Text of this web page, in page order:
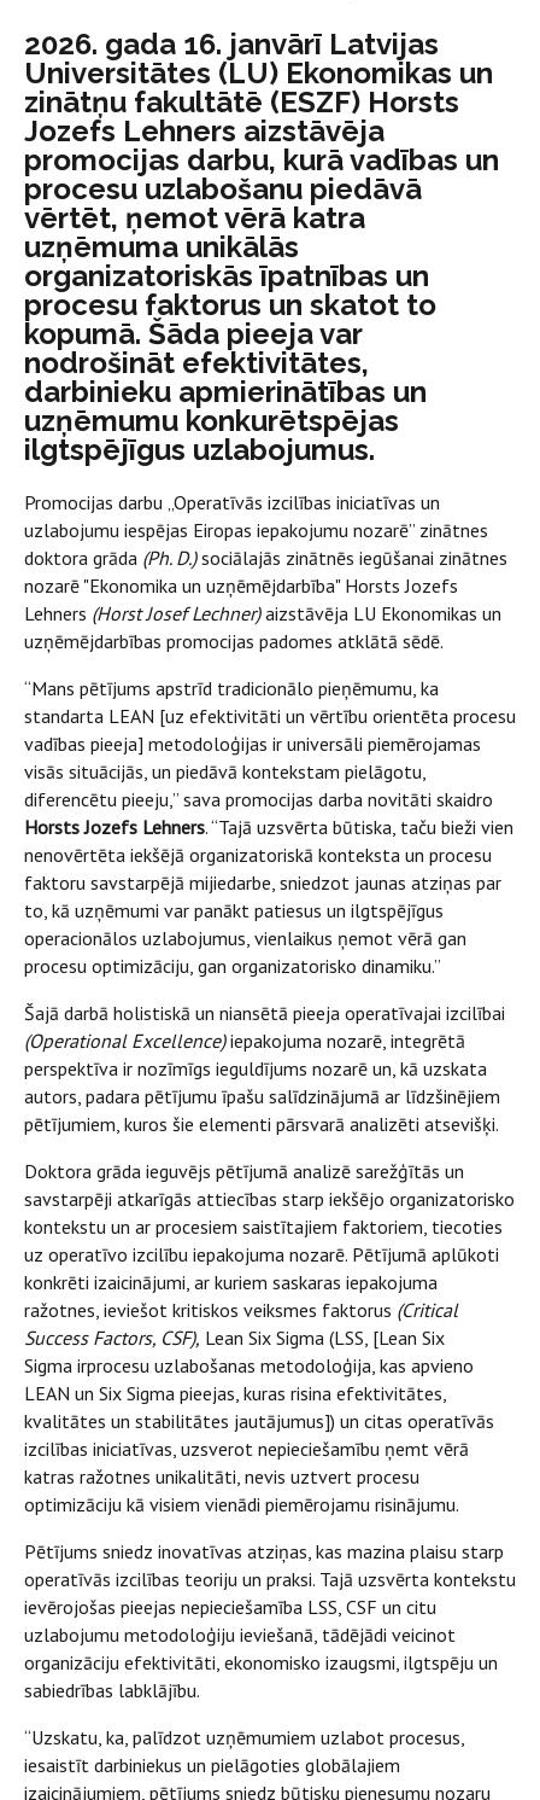
2026. gada 16. janvārī Latvijas
Universitātes (LU) Ekonomikas un
zinātņu fakultātē (ESZF) Horsts
Jozefs Lehners aizstāvēja
promocijas darbu, kurā vadības un
procesu uzlabošanu piedāvā
vērtēt, ņemot vērā katra
uzņēmuma unikālās
organizatoriskās īpatnības un
procesu faktorus un skatot to
kopumā. Šāda pieeja var
nodrošināt efektivitātes,
darbinieku apmierinātības un
uzņēmumu konkurētspējas
ilgtspējīgus uzlabojumus.
Promocijas darbu „Operatīvās izcilības iniciatīvas un
uzlabojumu iespējas Eiropas iepakojumu nozarē” zinātnes
doktora grāda (Ph. D.)sociālajās zinātnēs iegūšanai zinātnes
nozarē "Ekonomika un uzņēmējdarbība" Horsts Jozefs
Lehners (Horst Josef Lechner)aizstāvēja LU Ekonomikas un
uzņēmējdarbības promocijas padomes atklātā sēdē.
“Mans pētījums apstrīd tradicionālo pieņēmumu, ka
standarta LEAN [uz efektivitāti un vērtību orientēta procesu
vadības pieeja] metodoloģijas ir universāli piemērojamas
visās situācijās, un piedāvā kontekstam pielāgotu,
diferencētu pieeju,” sava promocijas darba novitāti skaidro
Horsts Jozefs Lehners. “Tajā uzsvērta būtiska, taču bieži vien
nenovērtēta iekšējā organizatoriskā konteksta un procesu
faktoru savstarpējā mijiedarbe, sniedzot jaunas atziņas par
to, kā uzņēmumi var panākt patiesus un ilgtspējīgus
operacionālos uzlabojumus, vienlaikus ņemot vērā gan
procesu optimizāciju, gan organizatorisko dinamiku.”
Šajā darbā holistiskā un niansētā pieeja operatīvajai izcilībai
(Operational Excellence)iepakojuma nozarē, integrētā
perspektīva ir nozīmīgs ieguldījums nozarē un, kā uzskata
autors, padara pētījumu īpašu salīdzinājumā ar līdzšinējiem
pētījumiem, kuros šie elementi pārsvarā analizēti atsevišķi.
Doktora grāda ieguvējs pētījumā analizē sarežģītās un
savstarpēji atkarīgās attiecības starp iekšējo organizatorisko
kontekstu un ar procesiem saistītajiem faktoriem, tiecoties
uz operatīvo izcilību iepakojuma nozarē. Pētījumā aplūkoti
konkrēti izaicinājumi, ar kuriem saskaras iepakojuma
ražotnes, ieviešot kritiskos veiksmes faktorus (Critical
Success Factors, CSF), Lean Six Sigma (LSS, [Lean Six
Sigma irprocesu uzlabošanas metodoloģija, kas apvieno
LEAN un Six Sigma pieejas, kuras risina efektivitātes,
kvalitātes un stabilitātes jautājumus]) un citas operatīvās
izcilības iniciatīvas, uzsverot nepieciešamību ņemt vērā
katras ražotnes unikalitāti, nevis uztvert procesu
optimizāciju kā visiem vienādi piemērojamu risinājumu.
Pētījums sniedz inovatīvas atziņas, kas mazina plaisu starp
operatīvās izcilības teoriju un praksi. Tajā uzsvērta kontekstu
ievērojošas pieejas nepieciešamība LSS, CSF un citu
uzlabojumu metodoloģiju ieviešanā, tādējādi veicinot
organizāciju efektivitāti, ekonomisko izaugsmi, ilgtspēju un
sabiedrības labklājību.
“Uzskatu, ka, palīdzot uzņēmumiem uzlabot procesus,
iesaistīt darbiniekus un pielāgoties globālajiem
izaicinājumiem, pētījums sniedz būtisku pienesumu nozaru